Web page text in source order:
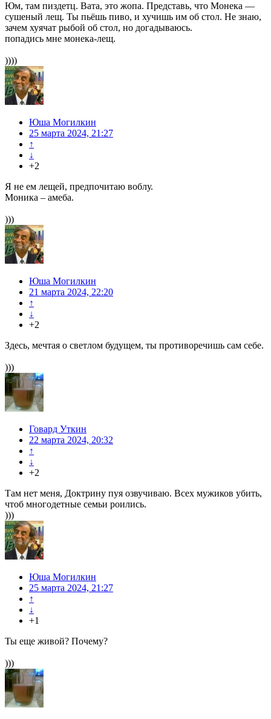
Юм, там пиздетц. Вата, это жопа. Представь, что Монека —
сушеный лещ. Ты пьёшь пиво, и хучишь им об стол. Не знаю,
зачем хуячат рыбой об стол, но догадываюсь.
попадись мне монека-лещ.
))))
Юша Могилкин
25 марта 2024, 21:27
↑
↓
+2
Я не ем лещей, предпочитаю воблу.
Моника – амеба.
)))
Юша Могилкин
21 марта 2024, 22:20
↑
↓
+2
Здесь, мечтая о светлом будущем, ты противоречишь сам себе.
)))
Говард Уткин
22 марта 2024, 20:32
↑
↓
+2
Там нет меня, Доктрину пуя озвучиваю. Всех мужиков убить,
чтоб многодетные семьи роились.
)))
Юша Могилкин
25 марта 2024, 21:27
↑
↓
+1
Ты еще живой? Почему?
)))